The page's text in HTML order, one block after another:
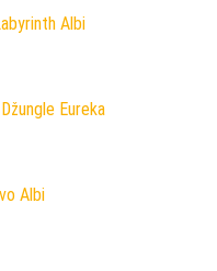
Albi
49 Kč.
Eureka
399 Kč.
Albi
65 Kč.